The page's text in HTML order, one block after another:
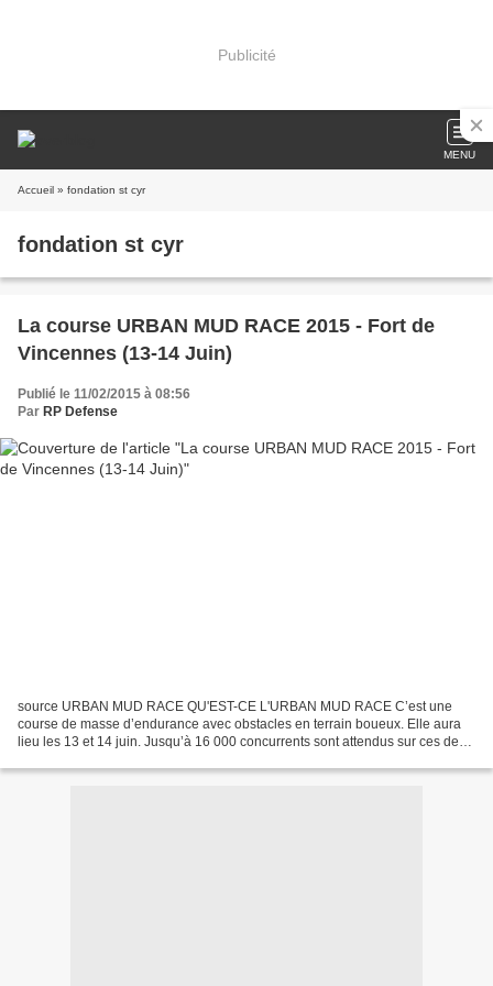
Publicité
MENU
Accueil » fondation st cyr
fondation st cyr
La course URBAN MUD RACE 2015 - Fort de
Vincennes (13-14 Juin)
Publié le 11/02/2015 à 08:56
Par RP Defense
source URBAN MUD RACE QU'EST-CE L'URBAN MUD RACE C’est une
course de masse d’endurance avec obstacles en terrain boueux. Elle aura
lieu les 13 et 14 juin. Jusqu’à 16 000 concurrents sont attendus sur ces deux